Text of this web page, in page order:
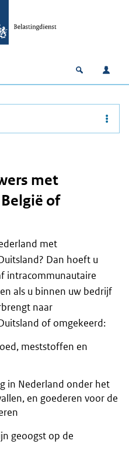
Open
met
of
met
Dan hoeft u
intracommunautaire
als u binnen uw bedrijf
naar
of omgekeerd:
meststoffen en
in Nederland onder het
en goederen voor de
geoogst op de